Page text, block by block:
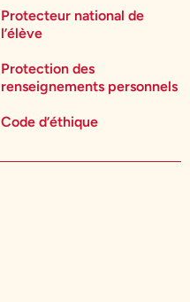
Protecteur national de
l’élève
Protection des
renseignements personnels
Code d’éthique